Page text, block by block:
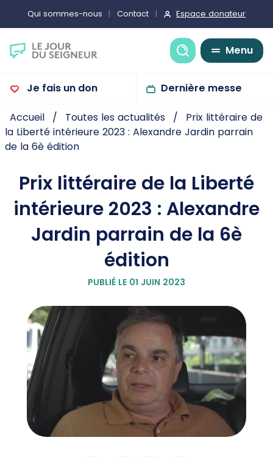
Qui sommes-nous Contact Espace donateur
Recherche
Menu
Je fais un don Dernière messe
Accueil Toutes les actualités
Prix littéraire de
la Liberté intérieure 2023 : Alexandre Jardin parrain
de la 6è édition
Prix littéraire de la Liberté
intérieure 2023 : Alexandre
Jardin parrain de la 6è
édition
PUBLIÉ LE 01 JUIN 2023